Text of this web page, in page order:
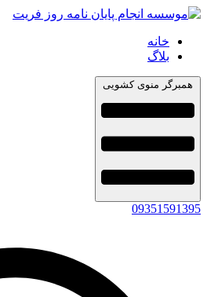
خانه
بلاگ
همبرگر منوی کشویی
09351591395